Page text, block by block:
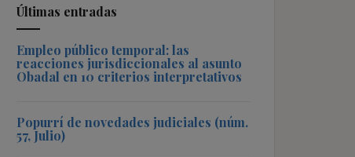
Últimas entradas
Empleo público temporal: las
reacciones jurisdiccionales al asunto
Obadal en 10 criterios interpretativos
Popurrí de novedades judiciales (núm.
57, Julio)